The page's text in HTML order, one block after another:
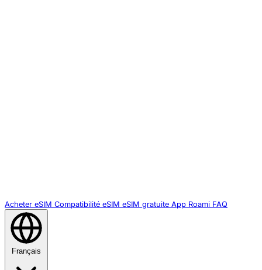
Acheter eSIM Compatibilité eSIM eSIM gratuite App Roami FAQ
Français